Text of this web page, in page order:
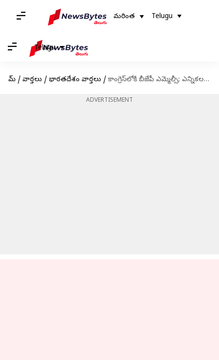
మరింత Telugu
Telugu
హోమ్ / వార్తలు / భారతదేశం వార్తలు / కాంగ్రెస్‌లోకి బీజేపీ ఎమ్మెల్సీ; ఎన్నికల వేళ కమలం పార్టీకి షాక్
ADVERTISEMENT